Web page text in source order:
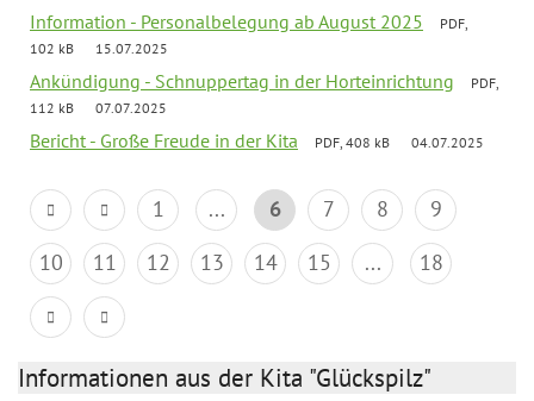
Information - Personalbelegung ab August 2025
PDF,
102 kB
15.07.2025
Ankündigung - Schnuppertag in der Horteinrichtung
PDF,
112 kB
07.07.2025
Bericht - Große Freude in der Kita PDF, 408 kB 04.07.2025
1 ... 6 7 8
9
10
11 12 13 14 15 ... 18
Informationen aus der Kita "Glückspilz"